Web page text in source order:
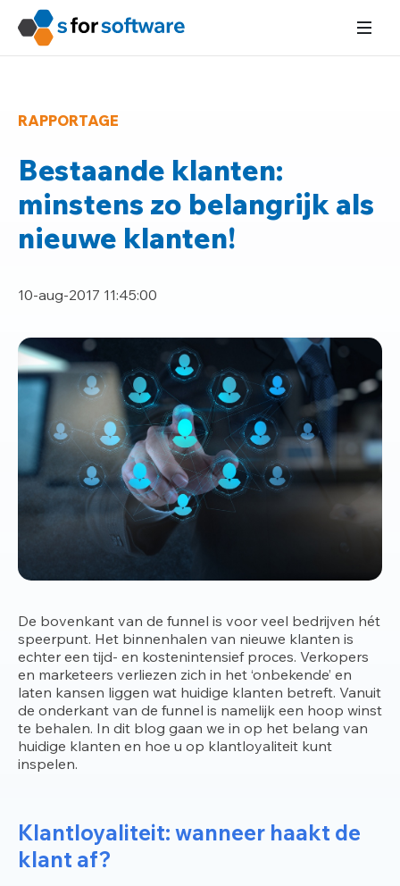
RAPPORTAGE
Bestaande klanten:
minstens zo belangrijk als
nieuwe klanten!
10-aug-2017 11:45:00
De bovenkant van de funnel is voor veel bedrijven hét
speerpunt. Het binnenhalen van nieuwe klanten is
echter een tijd- en kostenintensief proces. Verkopers
en marketeers verliezen zich in het ‘onbekende’ en
laten kansen liggen wat huidige klanten betreft. Vanuit
de onderkant van de funnel is namelijk een hoop winst
te behalen. In dit blog gaan we in op het belang van
huidige klanten en hoe u op klantloyaliteit kunt
inspelen.
Klantloyaliteit: wanneer haakt de
klant af?